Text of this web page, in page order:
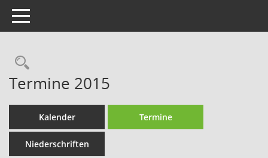
Toggle navigation
Rechercheauswahl
Termine 2015
Kalender Termine
Niederschriften